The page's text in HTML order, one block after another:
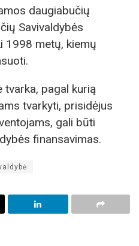
daugiabučių
Savivaldybės
1998 metų, kiemų
tvarka, pagal kurią
tvarkyti, prisidėjus
gali būti
finansavimas.